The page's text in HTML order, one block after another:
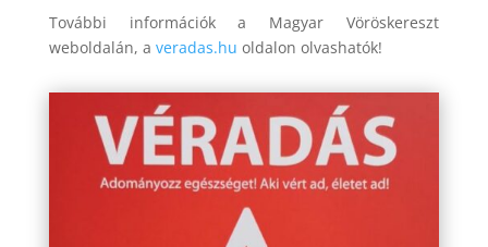
További információk a Magyar Vöröskereszt
weboldalán, a veradas.hu oldalon olvashatók!